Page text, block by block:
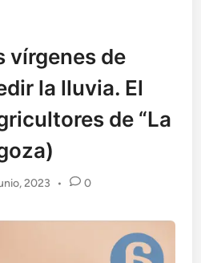
vírgenes de
la lluvia. El
de “La
2023 • 0